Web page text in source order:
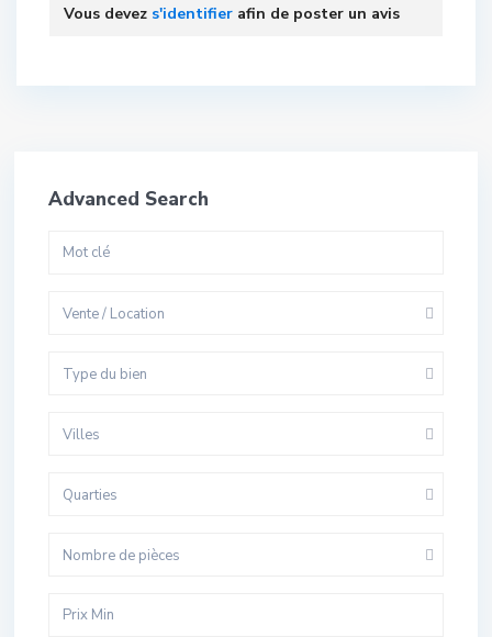
Vous devez s'identifier afin de poster un avis
Advanced Search
Vente / Location
Type du bien
Villes
Quarties
Nombre de pièces